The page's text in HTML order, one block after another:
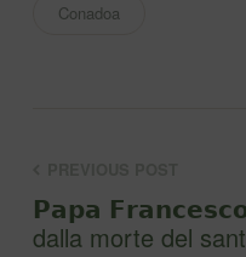
Conadoa
𝗣𝗮𝗽𝗮 𝗙𝗿𝗮𝗻𝗰𝗲𝘀𝗰𝗼 𝗮
dalla morte del